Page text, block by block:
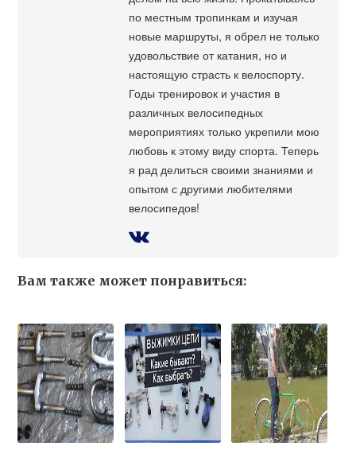
по местным тропинкам и изучая
новые маршруты, я обрел не только
удовольствие от катания, но и
настоящую страсть к велоспорту.
Годы тренировок и участия в
различных велосипедных
мероприятиях только укрепили мою
любовь к этому виду спорта. Теперь
я рад делиться своими знаниями и
опытом с другими любителями
велосипедов!
Вам также может понравиться: